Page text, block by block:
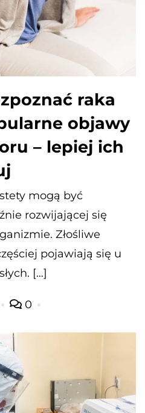
raka
objawy
– lepiej ich
mogą być
rozwijającej się
Złośliwe
pojawiają się u
[…]
0